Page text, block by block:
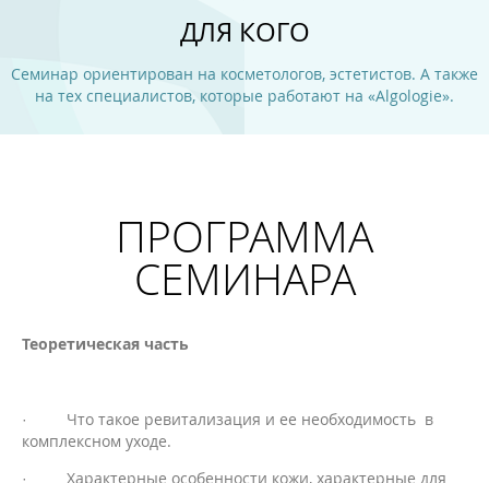
ДЛЯ КОГО
Семинар ориентирован на косметологов, эстетистов. А также
на тех специалистов, которые работают на «Algologie».
ПРОГРАММА
СЕМИНАРА
Теоретическая часть
· Что такое ревитализация и ее необходимость в
комплексном уходе.
· Характерные особенности кожи, характерные для